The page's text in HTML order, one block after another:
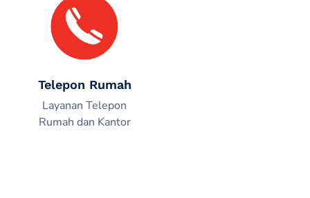
Telepon Rumah
Layanan Telepon
Rumah dan Kantor